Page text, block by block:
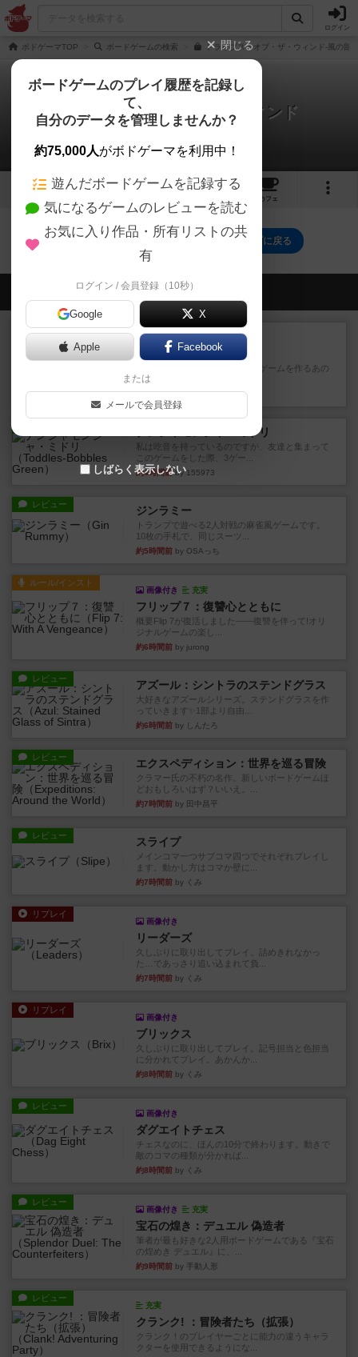
ログイン
ボドゲーマTOP ボードゲームの検索 トライブス・オブ・ザ・ウィンド-風の部
トライブス・オブ・ザ・ウィンド
0件の戦略やコツ
3 8
カフェ
トライブス・オブ・ザ・ウィンドのトップに戻る
会員の新しい投稿
レビュー
フィッシェン
デジタルソロプレイ。毒のあるゲームを作るあの
人がデザイン。箱絵からもう...
10分前by おーちゃん
ナンジャモンジャ・ミドリ
私は吃音を持っているのですが、友達と集まって
このゲームをした際、3ゲー...
約4時間前by 155973
レビュー ジンラミー
トランプで遊べる2人対戦の麻雀風ゲームです。
10枚の手札で、同じスーツ...
約5時間前 by OSAっち
ルール/インスト
画像付き 充実
フリップ７：復讐心とともに
概要Flip 7が復活しました――復讐を伴って!オリ
ジナルゲームの楽し...
約6時間前 by jurong
レビュー アズール：シントラのステンドグラス
大好きなアズールシリーズ。ステンドグラスを作
っていきます✨1部より自由...
約6時間前 by しんたろ
レビュー エクスペディション：世界を巡る冒険
クラマー氏の不朽の名作。新しいボードゲームほ
どおもしろいはず？いいえ。...
約7時間前 by 田中昌平
レビュー スライプ
メインコマ一つサブコマ四つでそれぞれプレイし
ます。動かし方はコマか壁に...
約7時間前 by くみ
リプレイ
画像付き
リーダーズ
久しぶりに取り出してプレイ。詰めきれなかっ
た…であっさり追い込まれて負...
約7時間前 by くみ
リプレイ
画像付き
ブリックス
久しぶりに取り出してプレイ。記号担当と色担当
に分かれてプレイ。あかんか...
約8時間前 by くみ
レビュー
画像付き
ダグエイトチェス
チェスなのに、ほんの10分で終わります。動きで
敵のコマの種類が分かれば...
約8時間前 by くみ
レビュー
画像付き 充実
宝石の煌き：デュエル 偽造者
筆者が最も好きな2人用ボードゲームである『宝石
の煌めき デュエル』に、...
約9時間前 by 手動人形
レビュー
充実
クランク! ：冒険者たち（拡張）
クランク！のプレイヤーごとに能力の違うキャラ
クターを使用できるようにな...
閉じる
ボードゲームのプレイ履歴を記録し
て、
自分のデータを管理しませんか？
約75,000人がボドゲーマを利用中！
遊んだボードゲームを記録する
気になるゲームのレビューを読む
お気に入り作品・所有リストの共
有
ログイン / 会員登録（10秒）
Google X
Apple Facebook
または
メールで会員登録
しばらく表示しない